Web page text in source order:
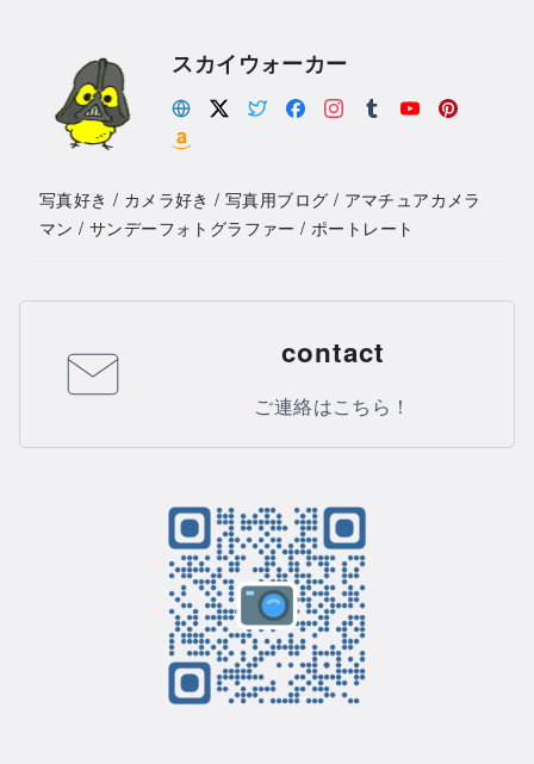
スカイウォーカー
写真好き / カメラ好き / 写真用ブログ / アマチュアカメラ
マン / サンデーフォトグラファー / ポートレート
contact
ご連絡はこちら！